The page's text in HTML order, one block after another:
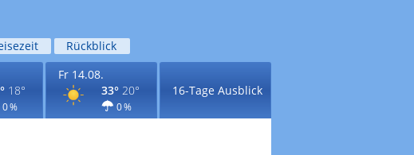
Rückblick
18°
0 %
Fr 14.08.
33° 20°
0 %
16-Tage Ausblick